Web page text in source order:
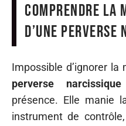
comprendre la
d’une perverse
Impossible d’ignorer
perverse
présence. Elle manie
instrument de